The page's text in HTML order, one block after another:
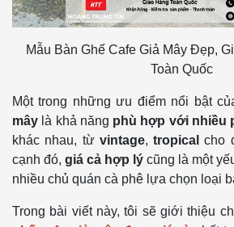
Mẫu Bàn Ghế Cafe Giả Mây Đẹp,
Toàn Quốc
Một trong những ưu điểm nổi bật
mây là khả năng phù hợp với nhiều
khác nhau, từ vintage, tropical cho
cạnh đó, giá cả hợp lý cũng là một
nhiều chủ quán cà phê lựa chọn loại
Trong bài viết này, tôi sẽ giới thiệu